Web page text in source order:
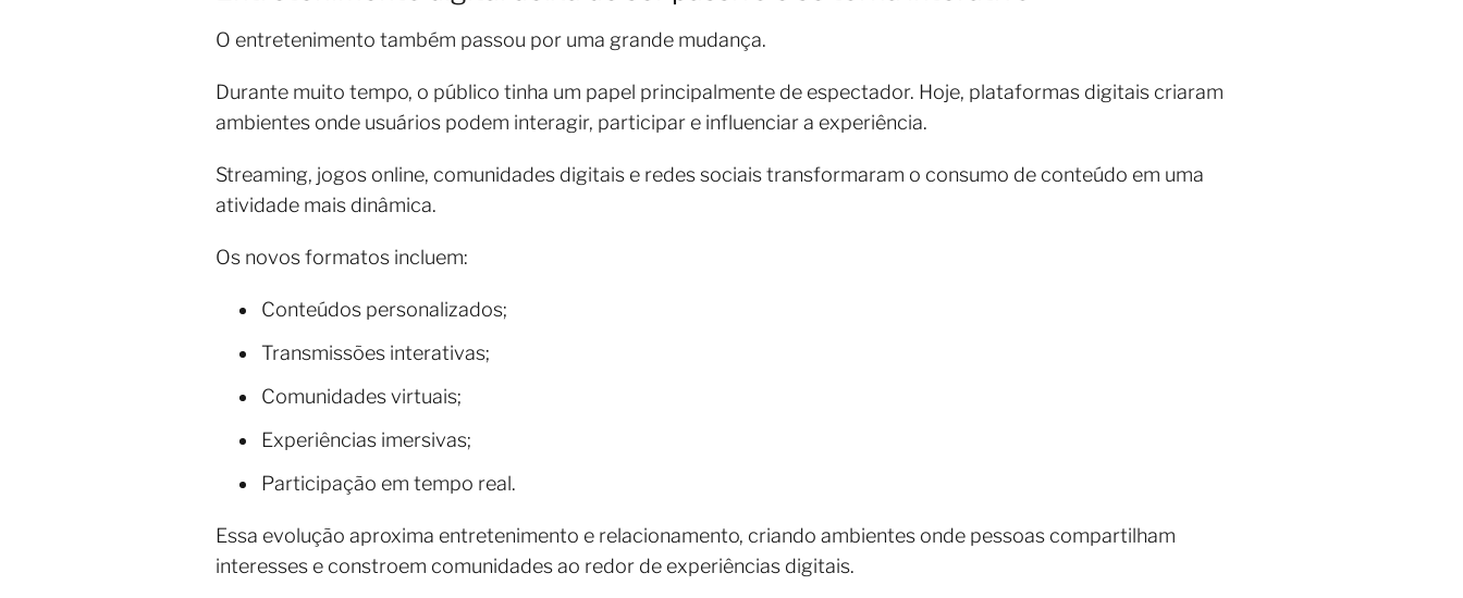
O entretenimento também passou por uma grande mudança.
Durante muito tempo, o público tinha um papel principalmente de espectador. Hoje, plataformas digitais criaram
ambientes onde usuários podem interagir, participar e influenciar a experiência.
Streaming, jogos online, comunidades digitais e redes sociais transformaram o consumo de conteúdo em uma
atividade mais dinâmica.
Os novos formatos incluem:
Conteúdos personalizados;
Transmissões interativas;
Comunidades virtuais;
Experiências imersivas;
Participação em tempo real.
Essa evolução aproxima entretenimento e relacionamento, criando ambientes onde pessoas compartilham
interesses e constroem comunidades ao redor de experiências digitais.